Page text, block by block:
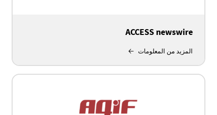
ACCESS newswire
المزيد من المعلومات